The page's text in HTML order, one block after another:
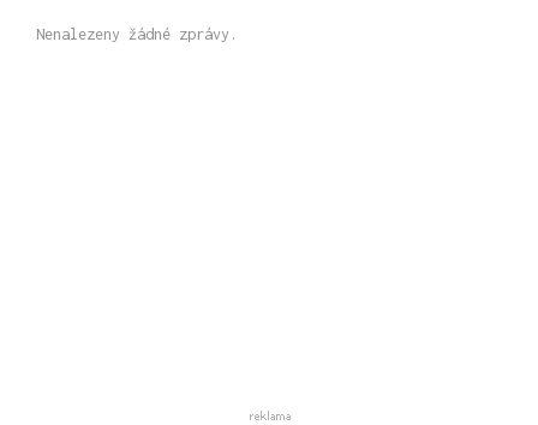
Nenalezeny žádné zprávy.